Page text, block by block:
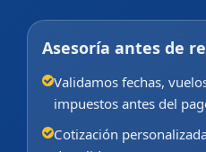
Asesoría antes de
Validamos fechas,
impuestos antes del
Cotización